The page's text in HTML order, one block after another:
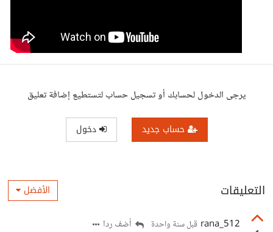
يرجى الدخول لحسابك أو تسجيل حساب لتستطيع إضافة تعليق
حساب جديد دخول
التعليقات الأفضل
rana_512 قبل سنة واحدة أضف ردا